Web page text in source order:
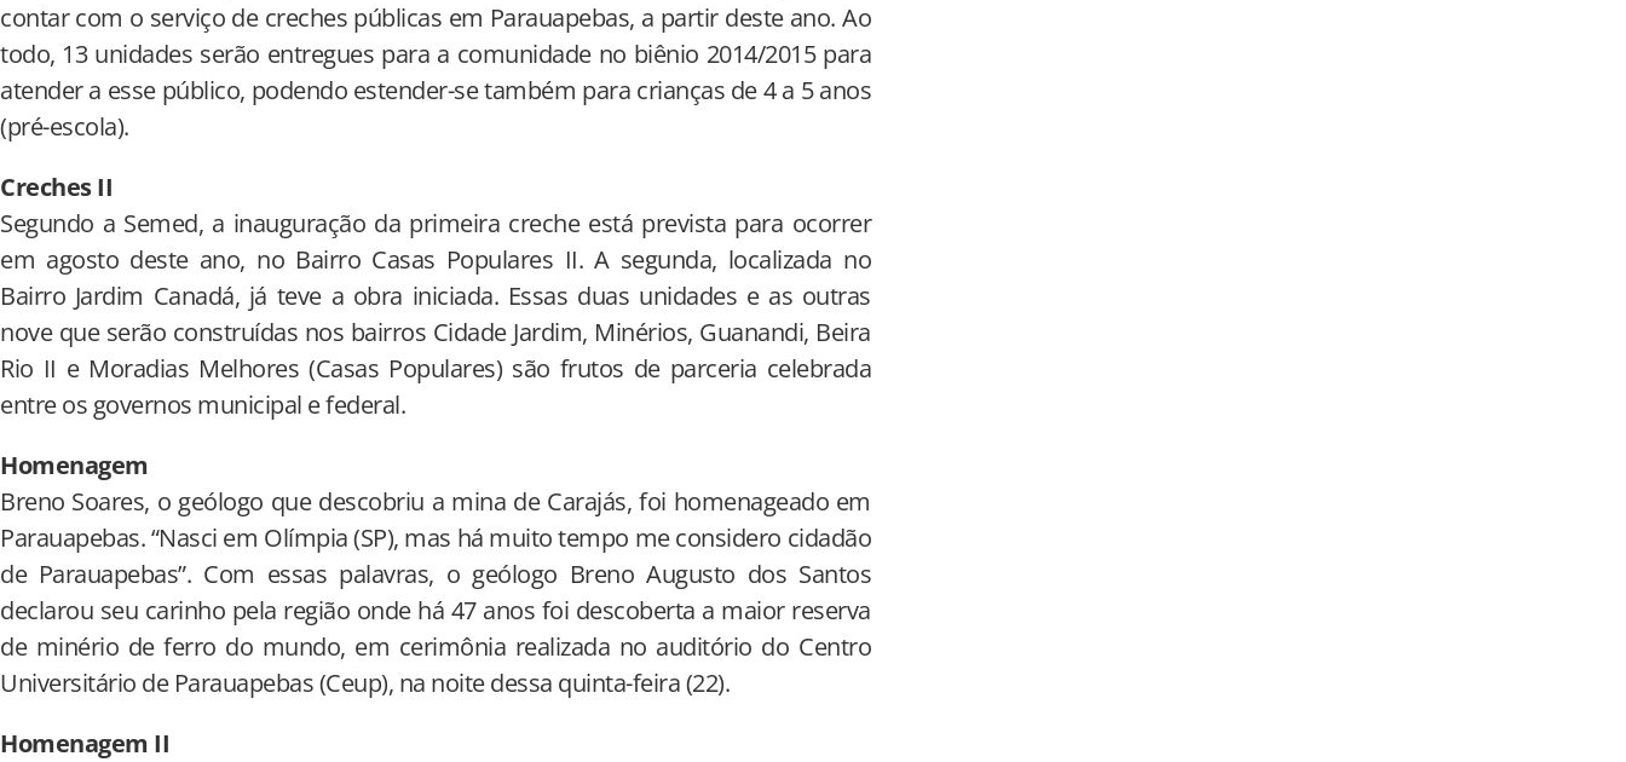
contar com o serviço de creches públicas em Parauapebas, a partir deste ano. Ao
todo, 13 unidades serão entregues para a comunidade no biênio 2014/2015 para
atender a esse público, podendo estender-se também para crianças de 4 a 5 anos
(pré-escola).
Creches II
Segundo a Semed, a inauguração da primeira creche está prevista para ocorrer
em agosto deste ano, no Bairro Casas Populares II. A segunda, localizada no
Bairro Jardim Canadá, já teve a obra iniciada. Essas duas unidades e as outras
nove que serão construídas nos bairros Cidade Jardim, Minérios, Guanandi, Beira
Rio II e Moradias Melhores (Casas Populares) são frutos de parceria celebrada
entre os governos municipal e federal.
Homenagem
Breno Soares, o geólogo que descobriu a mina de Carajás, foi homenageado em
Parauapebas. “Nasci em Olímpia (SP), mas há muito tempo me considero cidadão
de Parauapebas”. Com essas palavras, o geólogo Breno Augusto dos Santos
declarou seu carinho pela região onde há 47 anos foi descoberta a maior reserva
de minério de ferro do mundo, em cerimônia realizada no auditório do Centro
Universitário de Parauapebas (Ceup), na noite dessa quinta-feira (22).
Homenagem II